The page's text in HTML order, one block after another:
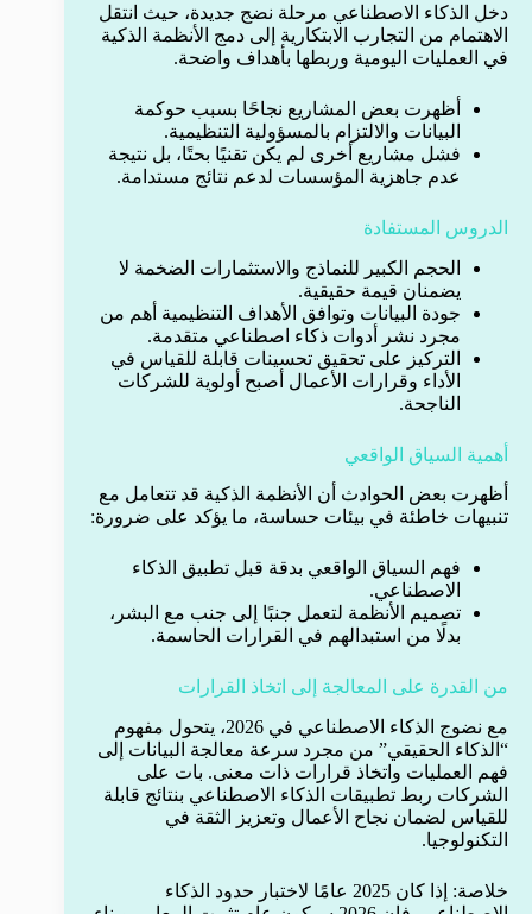
دخل الذكاء الاصطناعي مرحلة نضج جديدة، حيث انتقل
الاهتمام من التجارب الابتكارية إلى دمج الأنظمة الذكية
في العمليات اليومية وربطها بأهداف واضحة.
أظهرت بعض المشاريع نجاحًا بسبب حوكمة
البيانات والالتزام بالمسؤولية التنظيمية.
فشل مشاريع أخرى لم يكن تقنيًا بحتًا، بل نتيجة
عدم جاهزية المؤسسات لدعم نتائج مستدامة.
الدروس المستفادة
الحجم الكبير للنماذج والاستثمارات الضخمة لا
يضمنان قيمة حقيقية.
جودة البيانات وتوافق الأهداف التنظيمية أهم من
مجرد نشر أدوات ذكاء اصطناعي متقدمة.
التركيز على تحقيق تحسينات قابلة للقياس في
الأداء وقرارات الأعمال أصبح أولوية للشركات
الناجحة.
أهمية السياق الواقعي
أظهرت بعض الحوادث أن الأنظمة الذكية قد تتعامل مع
تنبيهات خاطئة في بيئات حساسة، ما يؤكد على ضرورة:
فهم السياق الواقعي بدقة قبل تطبيق الذكاء
الاصطناعي.
تصميم الأنظمة لتعمل جنبًا إلى جنب مع البشر،
بدلًا من استبدالهم في القرارات الحاسمة.
من القدرة على المعالجة إلى اتخاذ القرارات
مع نضوج الذكاء الاصطناعي في 2026، يتحول مفهوم
“الذكاء الحقيقي” من مجرد سرعة معالجة البيانات إلى
فهم العمليات واتخاذ قرارات ذات معنى. بات على
الشركات ربط تطبيقات الذكاء الاصطناعي بنتائج قابلة
للقياس لضمان نجاح الأعمال وتعزيز الثقة في
التكنولوجيا.
خلاصة: إذا كان 2025 عامًا لاختبار حدود الذكاء